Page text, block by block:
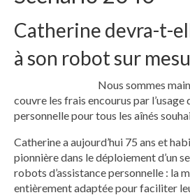
Catherine devra-t-
à son robot sur
Nous sommes
couvre les frais encourus par l’usage
personnelle pour tous les aînés
Catherine a aujourd’hui 75 ans et
pionnière dans le déploiement d’un
robots d’assistance personnelle : la
entièrement adaptée pour faciliter